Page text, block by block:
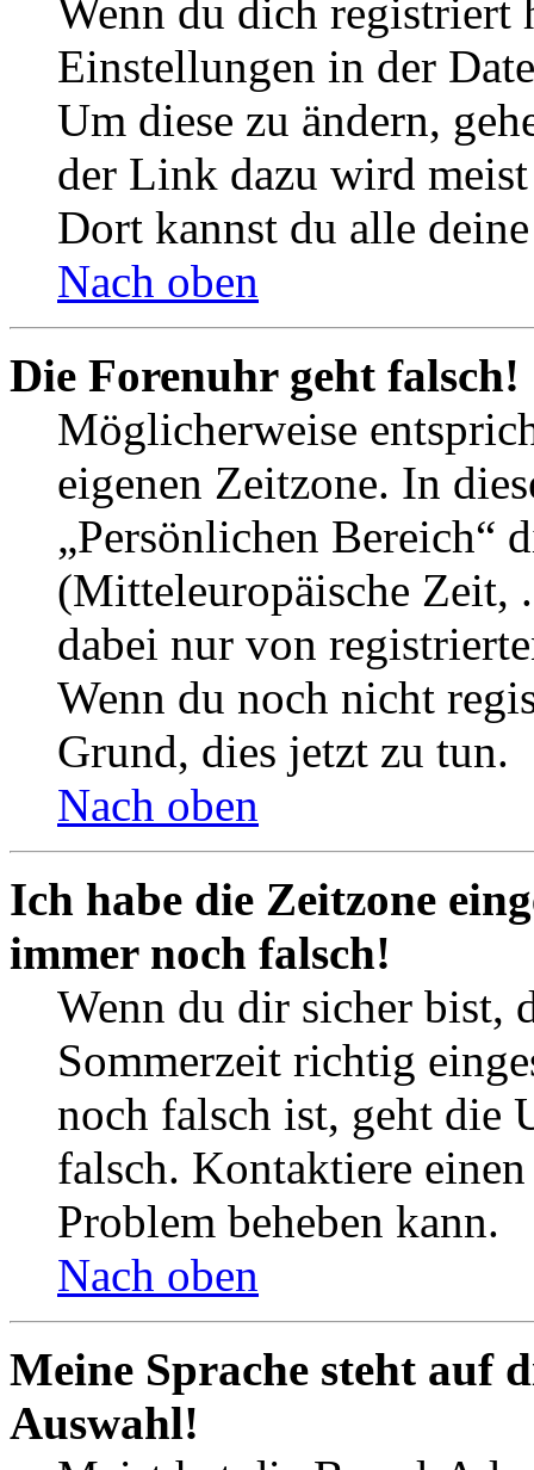
Wenn du dich registriert
Einstellungen in der
Um diese zu ändern,
der Link dazu wird
Dort kannst du alle
Nach oben
Die Forenuhr geht falsch!
Möglicherweise
eigenen Zeitzone. In
„Persönlichen Bereich“
(Mitteleuropäische Zeit,
dabei nur von
Wenn du noch nicht
Grund, dies jetzt zu tun.
Nach oben
Ich habe die Zeitzone
immer noch falsch!
Wenn du dir sicher bist,
Sommerzeit richtig
noch falsch ist, geht die
falsch. Kontaktiere
Problem beheben kann.
Nach oben
Meine Sprache steht auf
Auswahl!